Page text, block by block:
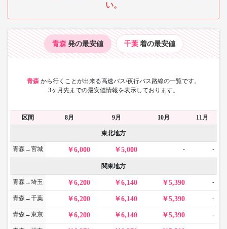
い。
青森 発の最安値 千葉 着の最安値
青森 から行くことが出来る高速バス/夜行バス路線の一覧です。
3ヶ月先までの最安値情報を表示しております。
区間 8月 9月 10月 11月
東北地方
青森→宮城 6,000 5,000 - -
関東地方
青森→埼玉 6,200 6,140 5,390 -
青森→千葉 6,200 6,140 5,390 -
青森→東京 6,200 6,140 5,390 -